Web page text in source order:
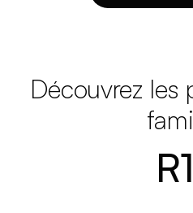
Découvrez les